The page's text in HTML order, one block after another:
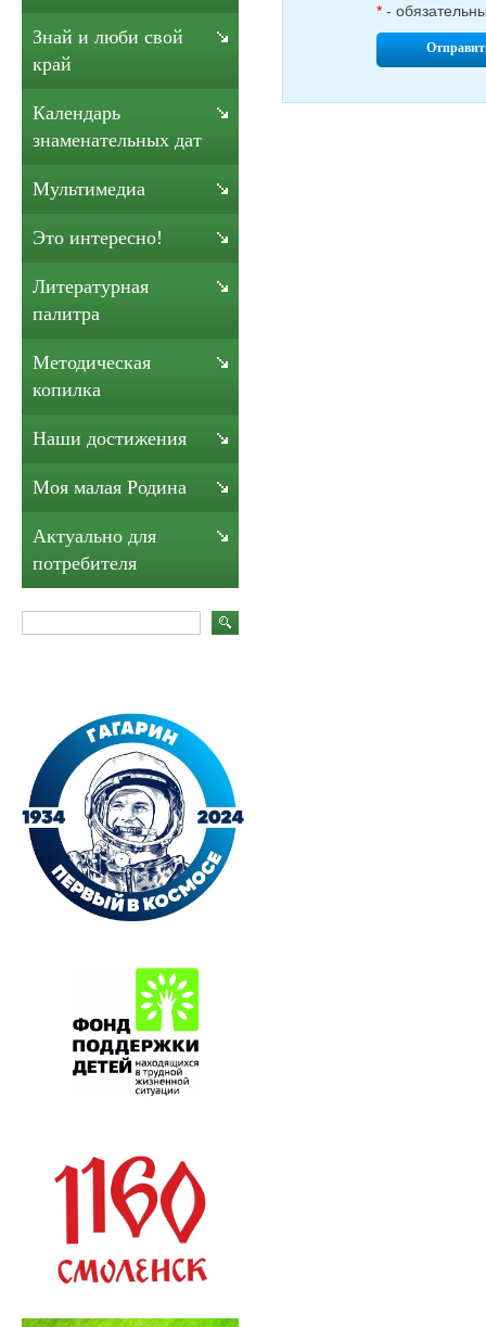
* -
Знай и люби свой
край
Календарь
знаменательных дат
Мультимедиа
Это интересно!
Литературная
палитра
Методическая
копилка
Наши достижения
Моя малая Родина
Актуально для
потребителя